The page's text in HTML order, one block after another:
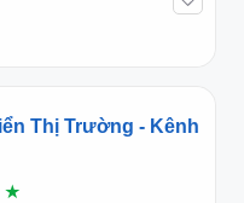
Thị Trường - Kênh
★